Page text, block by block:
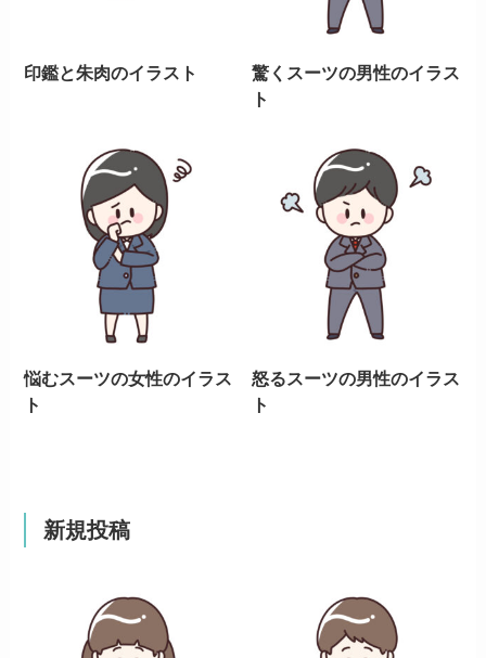
印鑑と朱肉のイラスト
驚くスーツの男性のイラス
ト
悩むスーツの女性のイラス
ト
怒るスーツの男性のイラス
ト
新規投稿